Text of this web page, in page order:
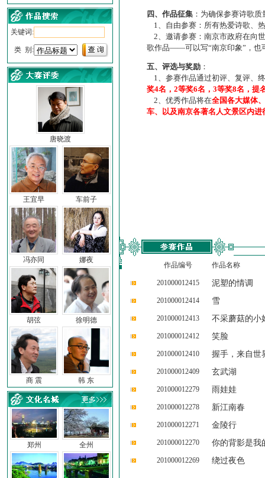
关键词:
类 别:
唐晓渡
王宜早 车前子
冯亦同 娜夜
胡弦 徐明德
商 震 韩 东
郑州 全州
四、作品征集 ：为确保参赛诗歌
1、自由参赛：所有热爱诗歌、
2、邀请参赛：南京市政府在向
歌作品——可以写“南京印象”，也
五、评选与奖励 ：
1、参赛作品通过初评、复评、
奖4名，2等奖6名，3等奖8名，提
2、优秀作品将在全国各大媒体
车、以及南京各著名人文景区内进
作品编号 作品名称
201000012415 泥塑的情调
201000012414 雪
201000012413 不采蘑菇的小
201000012412 笑脸
201000012410 握手，来自世
201000012409 玄武湖
201000012279 雨娃娃
201000012278 新江南春
201000012271 金陵行
201000012270 你的背影是我
201000012269 绕过夜色